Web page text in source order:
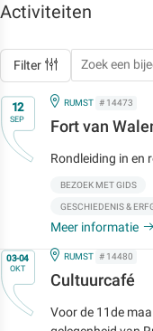
Activiteiten
Filter
Op12
SEP
IN
RUMST # 14473
Fort van
Rondleiding in en
BEZOEK MET GIDS
GESCHIEDENIS &
Meer informatie
Op03-04
OKT
IN
RUMST # 14480
Cultuurcafé
Voor de 11de